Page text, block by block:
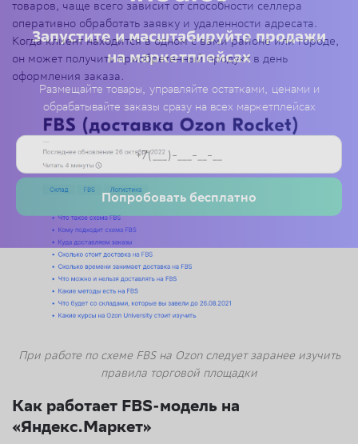
товаров, чаще всего зависит от способности селлера
оперативно обработать заявку и удаленности адресата.
Когда клиент находится в одном с вами районе или городе,
он может получить приобретенный продукт в день
оформления заказа.
При работе по схеме FBS на Ozon следует заранее изучить
правила торговой площадки
Как работает FBS-модель на
«Яндекс.Маркет»
Запустите и масштабируйте продажи
на маркетплейсах
Размещайте товары, управляйте остатками, ценами и
обрабатывайте заказы сразу на всех маркетплейсах
Попробовать бесплатно